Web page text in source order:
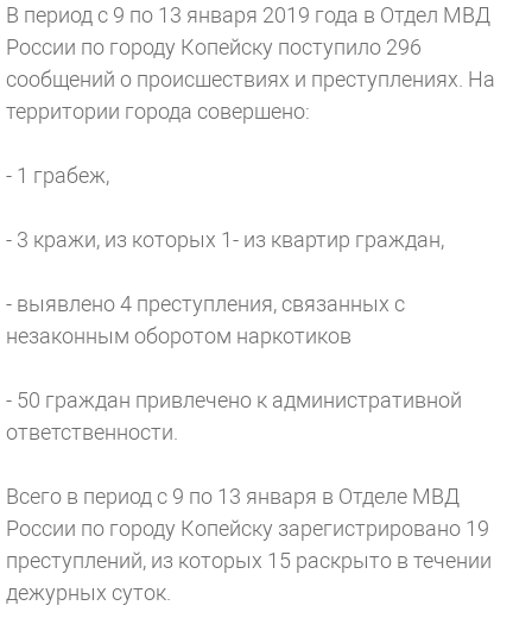
В период с 9 по 13 января 2019 года в Отдел МВД
России по городу Копейску поступило 296
сообщений о происшествиях и преступлениях. На
территории города совершено:
- 1 грабеж,
- 3 кражи, из которых 1- из квартир граждан,
- выявлено 4 преступления, связанных с
незаконным оборотом наркотиков
- 50 граждан привлечено к административной
ответственности.
Всего в период с 9 по 13 января в Отделе МВД
России по городу Копейску зарегистрировано 19
преступлений, из которых 15 раскрыто в течении
дежурных суток.